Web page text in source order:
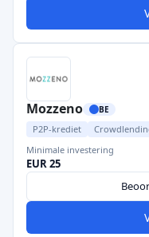
Mozzeno BE
P2P-krediet
Minimale investering
EUR 25